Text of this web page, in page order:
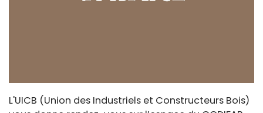
L'UICB (Union des Industriels et Constructeurs Bois)